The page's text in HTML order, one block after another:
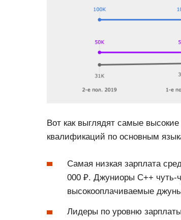
Вот как выглядят самые
квалификаций по основным
Самая низкая зарплата
000 ₽. Джуниоры С++ чуть-
высокооплачиваемые
Лидеры по уровню